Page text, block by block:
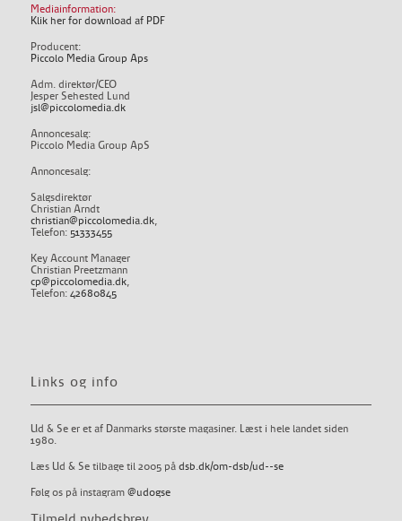
Mediainformation:
Klik her for download af PDF
Producent:
Piccolo Media Group Aps
Adm. direktør/CEO
Jesper Sehested Lund
jsl@piccolomedia.dk
Annoncesalg:
Piccolo Media Group ApS
Annoncesalg:
Salgsdirektør
Christian Arndt
christian@piccolomedia.dk,
Telefon: 51333455
Key Account Manager
Christian Preetzmann
cp@piccolomedia.dk,
Telefon: 42680845
Links og info
Ud & Se er et af Danmarks største magasiner. Læst i hele landet siden
1980.
Læs Ud & Se tilbage til 2005 på dsb.dk/om-dsb/ud--se
Følg os på instagram @udogse